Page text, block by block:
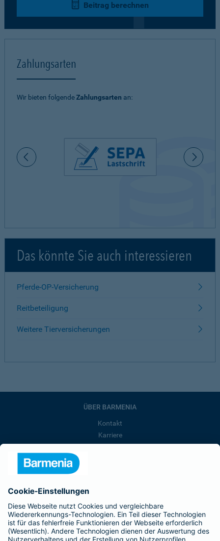
Beitrag berechnen
Zahlungsarten
Wir bieten folgendeZahlungsarten an:
Das könnte Sie auch interessieren
Pferde-OP-Versicherung
Reitbeteiligung
Weitere Tierversicherungen
ÜBER BARMENIA
Kontakt
Karriere
Barmenia ist Teil der BarmeniaGothaer
BELIEBTE SEITEN
Kranken-Zusatzversicherung